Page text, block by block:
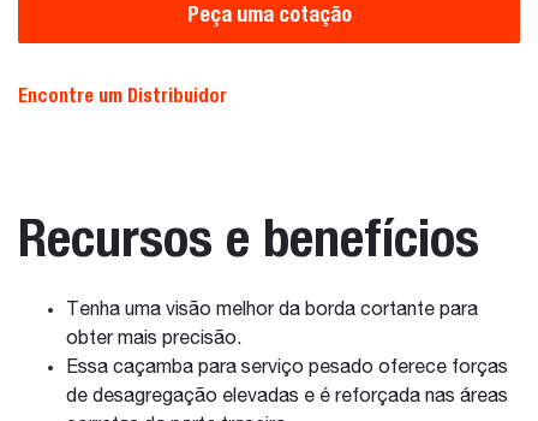
Peça uma cotação
Encontre um Distribuidor
Recursos e benefícios
Tenha uma visão melhor da borda cortante para
obter mais precisão.
Essa caçamba para serviço pesado oferece forças
de desagregação elevadas e é reforçada nas áreas